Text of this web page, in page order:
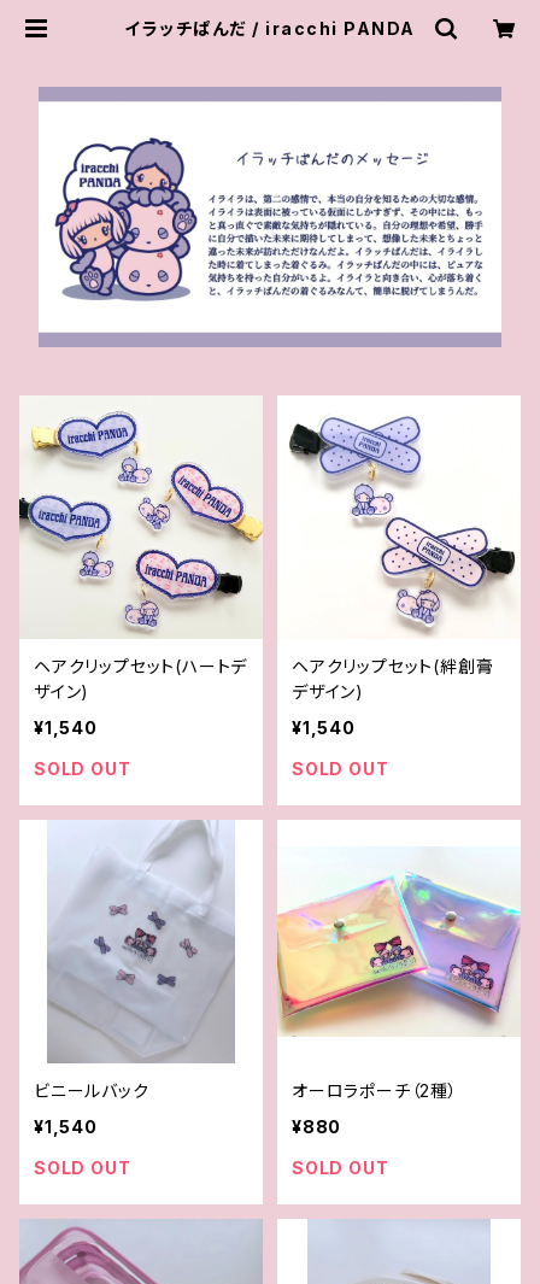
イラッチぱんだ / iracchi PANDA
ヘアクリップセット(ハートデ
ザイン)
¥1,540
SOLD OUT
ヘアクリップセット(絆創膏
デザイン)
¥1,540
SOLD OUT
ビニールバック
¥1,540
SOLD OUT
オーロラポーチ（2種）
¥880
SOLD OUT